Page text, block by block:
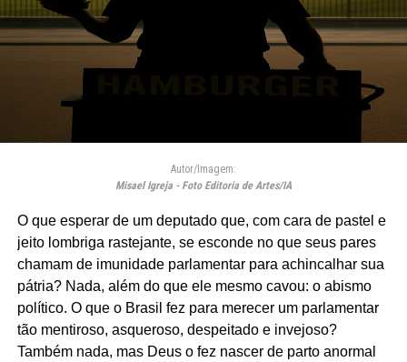
Autor/Imagem:
Misael Igreja - Foto Editoria de Artes/IA
O que esperar de um deputado que, com cara de pastel e
jeito lombriga rastejante, se esconde no que seus pares
chamam de imunidade parlamentar para achincalhar sua
pátria? Nada, além do que ele mesmo cavou: o abismo
político. O que o Brasil fez para merecer um parlamentar
tão mentiroso, asqueroso, despeitado e invejoso?
Também nada, mas Deus o fez nascer de parto anormal